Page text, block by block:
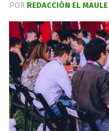
POR REDACCIÓN EL